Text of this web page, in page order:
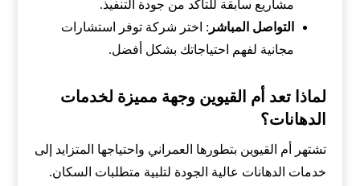
مشاريع سابقة للتأكد من جودة التنفيذ.
التواصل المباشر : اختر شركة توفر استشارات
مجانية لفهم احتياجاتك بشكل أفضل.
لماذا تعد أم القيوين وجهة مميزة لخدمات
الدهانات؟
تشتهر أم القيوين بتطورها العمراني واحتياجها المتزايد إلى
خدمات الدهانات عالية الجودة لتلبية متطلبات السكان.